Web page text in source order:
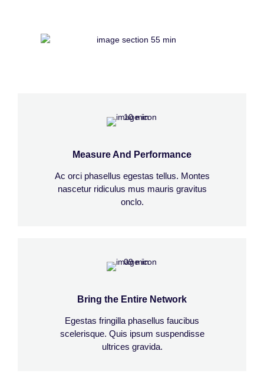
Bring the Entire Network
Egestas fringilla phasellus faucibus
scelerisque. Quis ipsum suspendisse
ultrices gravida.
Measure And Performance
Ac orci phasellus egestas tellus. Montes
nascetur ridiculus mus mauris gravitus
onclo.